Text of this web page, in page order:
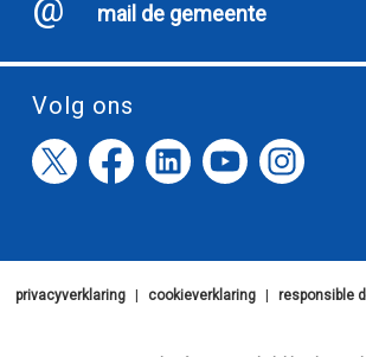
mail de gemeente
Volg ons
privacyverklaring cookieverklaring responsible